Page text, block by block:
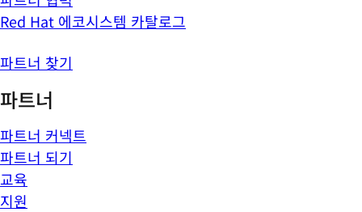
Red Hat 에코시스템 카탈로그
파트너 찾기
파트너
파트너 커넥트
파트너 되기
교육
지원